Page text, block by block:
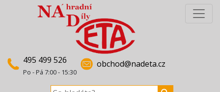
495 499 526
Po - Pá 7:00 - 15:30
obchod@nadeta.cz